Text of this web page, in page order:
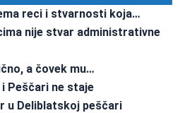
reci i stvarnosti koja…
nije stvar administrativne
a čovek mu…
Peščari ne staje
u Deliblatskoj peščari